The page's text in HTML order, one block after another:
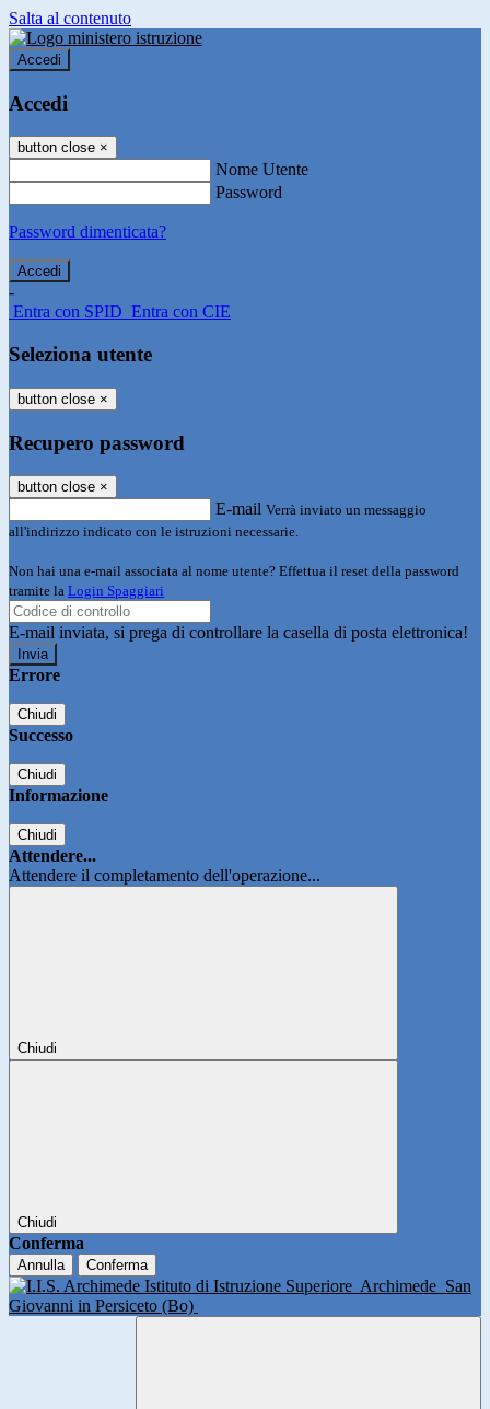
Salta al contenuto
Accedi
Accedi
button close ×
Nome Utente
Password
Password dimenticata?
-
Entra con SPID Entra con CIE
Seleziona utente
button close ×
Recupero password
button close ×
E-mail Verrà inviato un messaggio
all'indirizzo indicato con le istruzioni necessarie.
Non hai una e-mail associata al nome utente? Effettua il reset della password
tramite la Login Spaggiari
E-mail inviata, si prega di controllare la casella di posta elettronica!
Errore
Chiudi
Successo
Chiudi
Informazione
Chiudi
Attendere...
Attendere il completamento dell'operazione...
Chiudi
Chiudi
Conferma
Annulla Conferma
Istituto di Istruzione Superiore Archimede San
Giovanni in Persiceto (Bo)